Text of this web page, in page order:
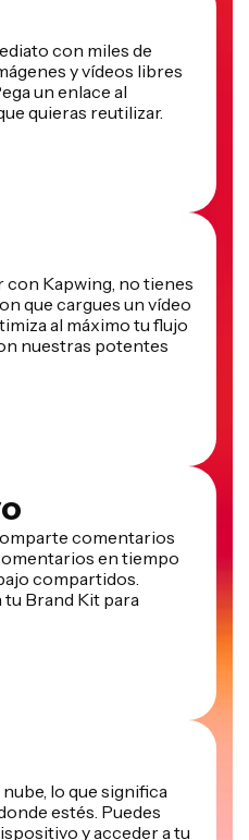
con miles de
y vídeos libres
un enlace al
quieras reutilizar.
con Kapwing, no tienes
que cargues un vídeo
al máximo tu flujo
nuestras potentes
comentarios
en tiempo
compartidos.
Brand Kit para
lo que significa
estés. Puedes
y acceder a tu